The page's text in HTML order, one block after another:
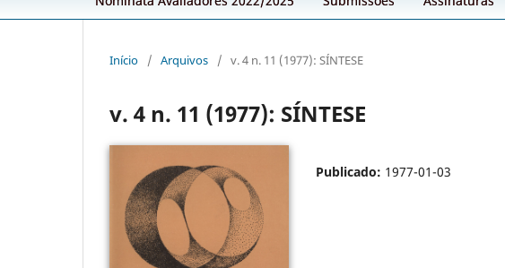
Início / Arquivos / v. 4 n. 11 (1977): SÍNTESE
v. 4 n. 11 (1977): SÍNTESE
Publicado: 1977-01-03